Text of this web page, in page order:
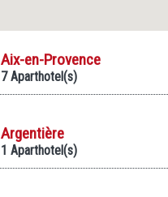
Aix-en-Provence
7 Aparthotel(s)
Argentière
1 Aparthotel(s)